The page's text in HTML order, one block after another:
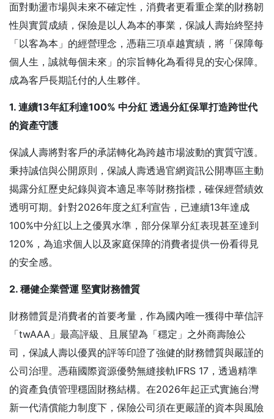
面對動盪市場與未來不確定性，消費者更看重企業的財務韌
性與實質成績，保險是以人為本的事業，保誠人壽始終堅持
「以客為本」的經營理念，憑藉三項卓越實績，將「保障每
個人生，誠就每個未來」的宗旨轉化為看得見的安心保障。
成為客戶長期託付的人生夥伴。
1. 連續13年紅利達100% 中分紅 透過分紅保單打造跨世代
的資產守護
保誠人壽將對客戶的承諾轉化為跨越市場波動的實質守護。
秉持誠信與公開原則，保誠人壽透過官網資訊公開專區主動
揭露分紅歷史紀錄與資本適足率等財務指標，確保經營績效
透明可期。針對2026年度之紅利宣告，已連續13年達成
100%中分紅以上之優異水準，部分保單分紅表現甚至達到
120%，為追求個人以及家庭保障的消費者提供一份看得見
的安全感。
2. 穩健企業營運 堅實財務體質
財務體質是消費者的首要考量，作為國內唯一獲得中華信評
「twAAA」最高評級、且展望為「穩定」之外商壽險公
司，保誠人壽以優異的評等印證了強健的財務體質與嚴謹的
公司治理。憑藉國際資源優勢無縫接軌IFRS 17，透過精準
的資產負債管理穩固財務結構。在2026年起正式實施台灣
新一代清償能力制度下，保險公司須在更嚴謹的資本與風險